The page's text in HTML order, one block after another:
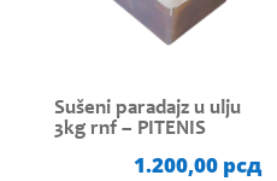
Sušeni paradajz u ulju
3kg rnf – PITENIS
1.200,00 рсд